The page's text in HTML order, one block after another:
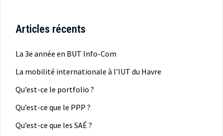
Articles récents
La 3e année en BUT Info-Com
La mobilité internationale à l’IUT du Havre
Qu’est-ce le portfolio ?
Qu’est-ce que le PPP ?
Qu’est-ce que les SAÉ ?